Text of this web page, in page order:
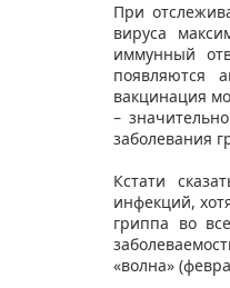
При
вируса
иммунный
появляются
вакцинация
–
заболевания
Кстати
инфекций,
гриппа во
«волна»